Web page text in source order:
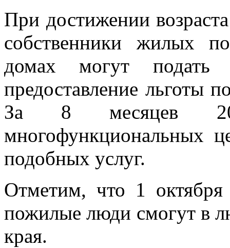
При достижении
собственники жилых
домах могут
предоставление льготы
За 8 месяцев
многофункциональных
подобных услуг.
Отметим, что 1 октября
пожилые люди смогут в
края.